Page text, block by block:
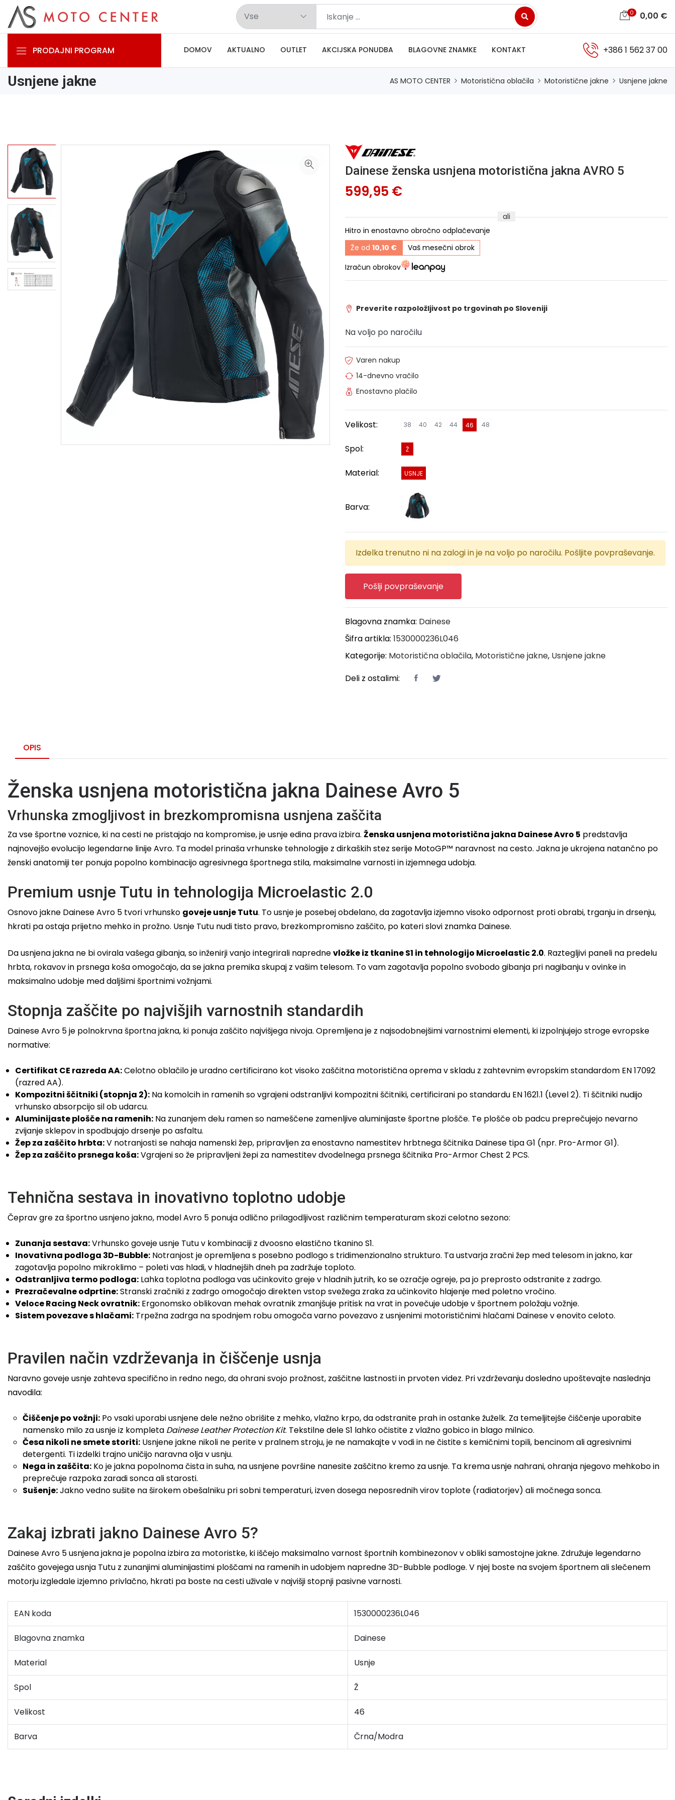
0 0,00 €
PRODAJNI PROGRAM DOMOV AKTUALNO OUTLET AKCIJSKA PONUDBA BLAGOVNE ZNAMKE KONTAKT +386 1 562 37 00
Usnjene jakne AS MOTO CENTER Motoristična oblačila Motoristične jakne Usnjene jakne
Dainese ženska usnjena motoristična jakna AVRO 5
599,95 €
ali
Hitro in enostavno obročno odplačevanje
Že od 10,10 €
Vaš mesečni obrok
Izračun obrokov
Preverite razpoložljivost po trgovinah po Sloveniji
Na voljo po naročilu
Varen nakup
14-dnevno vračilo
Enostavno plačilo
Velikost: 38 40 42 44 46 48
Spol: Ž
Material: USNJE
Barva:
Izdelka trenutno ni na zalogi in je na voljo po naročilu. Pošljite povpraševanje.
Pošlji povpraševanje
Blagovna znamka: Dainese
Šifra artikla: 1530000236L046
Kategorije: Motoristična oblačila, Motoristične jakne, Usnjene jakne
Deli z ostalimi:
OPIS
Ženska usnjena motoristična jakna Dainese Avro 5
Vrhunska zmogljivost in brezkompromisna usnjena zaščita
Za vse športne voznice, ki na cesti ne pristajajo na kompromise, je usnje edina prava izbira. Ženska usnjena motoristična jakna Dainese Avro 5 predstavlja
najnovejšo evolucijo legendarne linije Avro. Ta model prinaša vrhunske tehnologije z dirkaških stez serije MotoGP™ naravnost na cesto. Jakna je ukrojena natančno po
ženski anatomiji ter ponuja popolno kombinacijo agresivnega športnega stila, maksimalne varnosti in izjemnega udobja.
Premium usnje Tutu in tehnologija Microelastic 2.0
Osnovo jakne Dainese Avro 5 tvori vrhunsko goveje usnje Tutu. To usnje je posebej obdelano, da zagotavlja izjemno visoko odpornost proti obrabi, trganju in drsenju,
hkrati pa ostaja prijetno mehko in prožno. Usnje Tutu nudi tisto pravo, brezkompromisno zaščito, po kateri slovi znamka Dainese.
Da usnjena jakna ne bi ovirala vašega gibanja, so inženirji vanjo integrirali naprednevložke iz tkanine S1 in tehnologijo Microelastic 2.0. Raztegljivi paneli na predelu
hrbta, rokavov in prsnega koša omogočajo, da se jakna premika skupaj z vašim telesom. To vam zagotavlja popolno svobodo gibanja pri nagibanju v ovinke in
maksimalno udobje med daljšimi športnimi vožnjami.
Stopnja zaščite po najvišjih varnostnih standardih
Dainese Avro 5 je polnokrvna športna jakna, ki ponuja zaščito najvišjega nivoja. Opremljena je z najsodobnejšimi varnostnimi elementi, ki izpolnjujejo stroge evropske
normative:
Certifikat CE razreda AA:Celotno oblačilo je uradno certificirano kot visoko zaščitna motoristična oprema v skladu z zahtevnim evropskim standardom EN 17092
(razred AA).
Kompozitni ščitniki (stopnja 2): Na komolcih in ramenih so vgrajeni odstranljivi kompozitni ščitniki, certificirani po standardu EN 1621.1 (Level 2). Ti ščitniki nudijo
vrhunsko absorpcijo sil ob udarcu.
Aluminijaste plošče na ramenih: Na zunanjem delu ramen so nameščene zamenljive aluminijaste športne plošče. Te plošče ob padcu preprečujejo nevarno
zvijanje sklepov in spodbujajo drsenje po asfaltu.
Žep za zaščito hrbta:V notranjosti se nahaja namenski žep, pripravljen za enostavno namestitev hrbtnega ščitnika Dainese tipa G1 (npr. Pro-Armor G1).
Žep za zaščito prsnega koša:Vgrajeni so že pripravljeni žepi za namestitev dvodelnega prsnega ščitnika Pro-Armor Chest 2 PCS.
Tehnična sestava in inovativno toplotno udobje
Čeprav gre za športno usnjeno jakno, model Avro 5 ponuja odlično prilagodljivost različnim temperaturam skozi celotno sezono:
Zunanja sestava:Vrhunsko goveje usnje Tutu v kombinaciji z dvoosno elastično tkanino S1.
Inovativna podloga 3D-Bubble: Notranjost je opremljena s posebno podlogo s tridimenzionalno strukturo. Ta ustvarja zračni žep med telesom in jakno, kar
zagotavlja popolno mikroklimo – poleti vas hladi, v hladnejših dneh pa zadržuje toploto.
Odstranljiva termo podloga: Lahka toplotna podloga vas učinkovito greje v hladnih jutrih, ko se ozračje ogreje, pa jo preprosto odstranite z zadrgo.
Prezračevalne odprtine:Stranski zračniki z zadrgo omogočajo direkten vstop svežega zraka za učinkovito hlajenje med poletno vročino.
Veloce Racing Neck ovratnik: Ergonomsko oblikovan mehak ovratnik zmanjšuje pritisk na vrat in povečuje udobje v športnem položaju vožnje.
Sistem povezave s hlačami: Trpežna zadrga na spodnjem robu omogoča varno povezavo z usnjenimi motorističnimi hlačami Dainese v enovito celoto.
Pravilen način vzdrževanja in čiščenje usnja
Naravno goveje usnje zahteva specifično in redno nego, da ohrani svojo prožnost, zaščitne lastnosti in prvoten videz. Pri vzdrževanju dosledno upoštevajte naslednja
navodila:
Čiščenje po vožnji: Po vsaki uporabi usnjene dele nežno obrišite z mehko, vlažno krpo, da odstranite prah in ostanke žuželk. Za temeljitejše čiščenje uporabite
namensko milo za usnje iz kompleta Dainese Leather Protection Kit. Tekstilne dele S1 lahko očistite z vlažno gobico in blago milnico.
Česa nikoli ne smete storiti: Usnjene jakne nikoli ne perite v pralnem stroju, je ne namakajte v vodi in ne čistite s kemičnimi topili, bencinom ali agresivnimi
detergenti. Ti izdelki trajno uničijo naravna olja v usnju.
Nega in zaščita: Ko je jakna popolnoma čista in suha, na usnjene površine nanesite zaščitno kremo za usnje. Ta krema usnje nahrani, ohranja njegovo mehkobo in
preprečuje razpoka zaradi sonca ali starosti.
Sušenje:Jakno vedno sušite na širokem obešalniku pri sobni temperaturi, izven dosega neposrednih virov toplote (radiatorjev) ali močnega sonca.
Zakaj izbrati jakno Dainese Avro 5?
Dainese Avro 5 usnjena jakna je popolna izbira za motoristke, ki iščejo maksimalno varnost športnih kombinezonov v obliki samostojne jakne. Združuje legendarno
zaščito govejega usnja Tutu z zunanjimi aluminijastimi ploščami na ramenih in udobjem napredne 3D-Bubble podloge. V njej boste na svojem športnem ali slečenem
motorju izgledale izjemno privlačno, hkrati pa boste na cesti uživale v najvišji stopnji pasivne varnosti.
EAN koda 1530000236L046
Blagovna znamka Dainese
Material Usnje
Spol Ž
Velikost 46
Barva Črna/Modra